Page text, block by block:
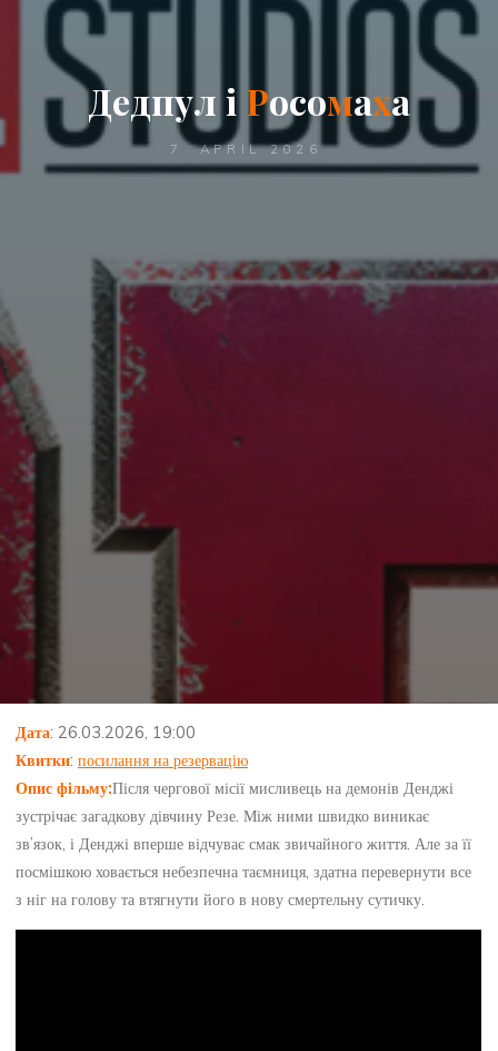
Дедпул і Росомаха
7. APRIL 2026
Дата: 26.03.2026, 19:00
Квитки:посилання на резервацію
Опис фільму:Після чергової місії мисливець на демонів Денджі
зустрічає загадкову дівчину Резе. Між ними швидко виникає
зв’язок, і Денджі вперше відчуває смак звичайного життя. Але за її
посмішкою ховається небезпечна таємниця, здатна перевернути все
з ніг на голову та втягнути його в нову смертельну сутичку.